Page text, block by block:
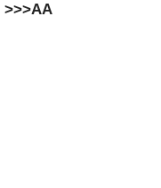
>>>AA